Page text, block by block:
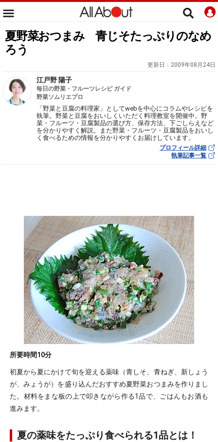
夏野菜おつまみ 青じそたっぷりのなめ
ろう
更新日： 2009年08月24日
江戸野 陽子
毎日の野菜・フルーツレシピ ガイド
野菜ソムリエプロ
「野菜と豆腐の料理家」としてwebを中心にコラムやレシピを
執筆。野菜と豆腐をおいしくいただく料理教室を開催中。野
菜・フルーツ・豆腐製品の選び方、保存方法、下ごしらえなど
を分かりやすく解説。また野菜・フルーツ・豆腐製品をおいし
く食べるための情報を分かりやすくお届けしています。
プロフィール詳細
執筆記事一覧
所要時間10分
初夏から夏にかけて旬を迎える薬味（青しそ、青ねぎ、新しょう
が、みょうが）を盛り込んだおすすめ夏野菜おつまみを作りまし
た。材料をまな板の上で叩きながら作る1品で、ごはんもお酒も
進みます。
夏の薬味をたっぷり食べられる1品とは！